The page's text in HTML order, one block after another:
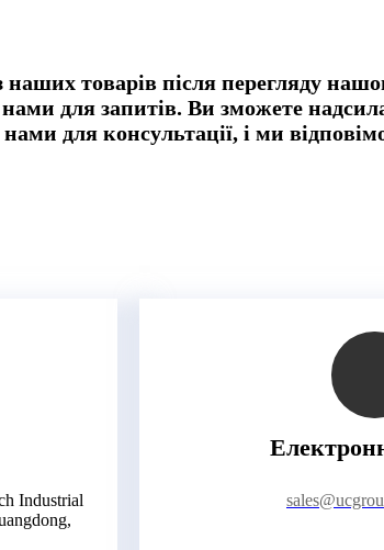
товарів після перегляду
нами для запитів. Ви зможете
для консультації, і ми
Industrial